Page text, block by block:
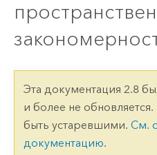
Эта документация 2.8
и более не
быть устаревшими. См.
документацию.